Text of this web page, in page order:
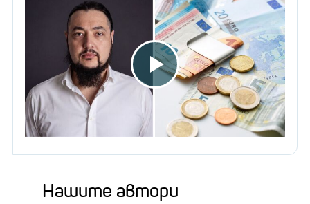
Нашите автори